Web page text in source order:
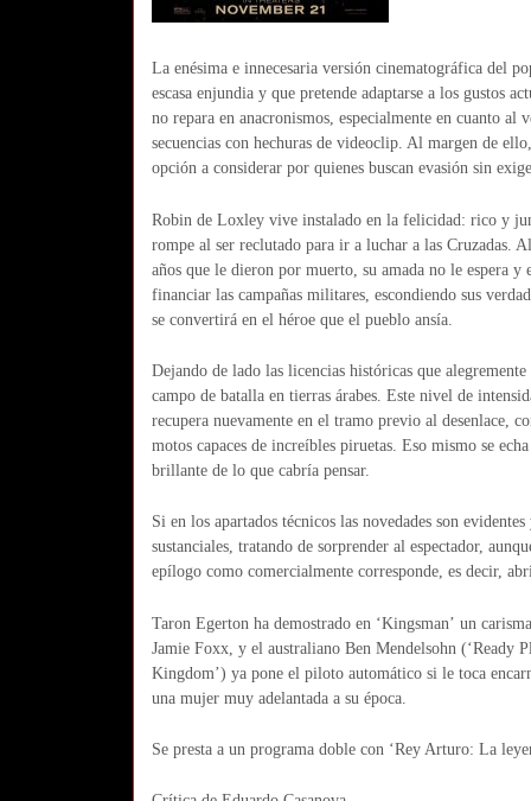
La enésima e innecesaria versión cinematográfica del
escasa enjundia y que pretende adaptarse a los gustos
no repara en anacronismos, especialmente en cuanto al
secuencias con hechuras de videoclip. Al margen de
opción a considerar por quienes buscan evasión sin
Robin de Loxley vive instalado en la felicidad: rico y
rompe al ser reclutado para ir a luchar a las Cruzadas.
años que le dieron por muerto, su amada no le espera y
financiar las campañas militares, escondiendo sus
se convertirá en el héroe que el pueblo ansía.
Dejando de lado las licencias históricas que
campo de batalla en tierras árabes. Este nivel de
recupera nuevamente en el tramo previo al desenlace,
motos capaces de increíbles piruetas. Eso mismo se
brillante de lo que cabría pensar.
Si en los apartados técnicos las novedades son
sustanciales, tratando de sorprender al espectador,
epílogo como comercialmente corresponde, es decir,
Taron Egerton ha demostrado en ‘Kingsman’ un
Jamie Foxx, y el australiano Ben Mendelsohn (‘Ready
Kingdom’) ya pone el piloto automático si le toca
una mujer muy adelantada a su época.
Se presta a un programa doble con ‘Rey Arturo: La